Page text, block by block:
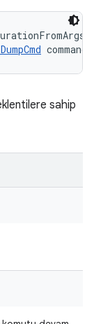
command)
sahip